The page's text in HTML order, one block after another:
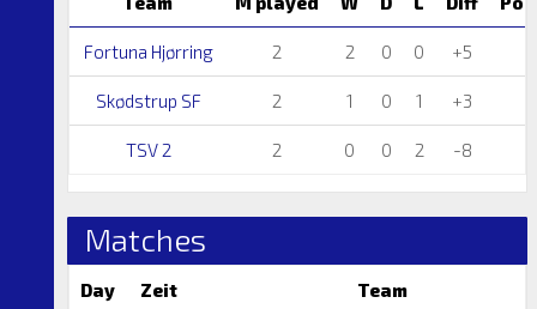
Fortuna Hjørring 2 2 0 0 +5
Skødstrup SF 2 1 0 1 +3
TSV 2 2 0 0 2 -8
Matches
Day Zeit Team